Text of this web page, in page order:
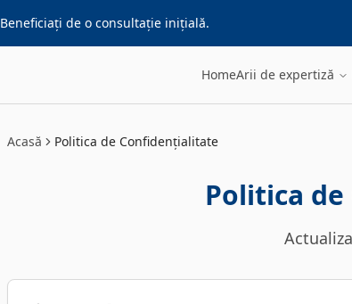
Beneficiați de o consultație inițială.
HomeArii de expertiză
Acasă Politica de Confidențialitate
Politica